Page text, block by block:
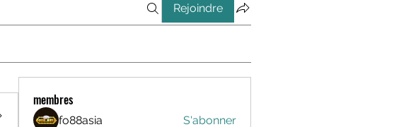
Rejoindre
membres
fo88asia
S'abonner